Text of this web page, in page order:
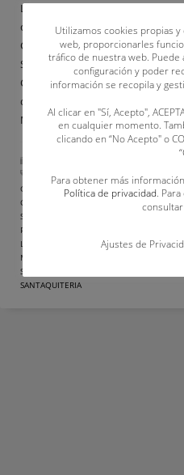
Los socorristas de Castilla y León
que han disputado el XXXVI
Campeonato de España de
Salvamento y Socorrismo Infantil
Cadete de Piscina, celebrado los
días 23 y 24 de abril en la Piscina
Municipal
TAGGED UNDER:
#SYSCALDAS22
BORJA
GONZÁLEZ GALLEGO
, C.D. SOS LA BAÑEZA
CLAUDIA DEL POZO CANO
SALVAMENTO BENAVENTE
PALAZUELO TOLA
LLAMAS
HUGO VALENCIANO MIGUÉLEZ,
MIGUEL RODRÍGUEZ MUÑIZ
SANTOS MARTÍNEZ
SANTAQUITERIA
Utilizamos cookies propias
web, proporcionarles
tráfico de nuestra web.
configuración y poder
información se recopila y
Al clicar en "Sí, Acepto",
en cualquier momento.
clicando en “No Acepto" o
Para obtener más
Política de privacidad.
Ajustes de